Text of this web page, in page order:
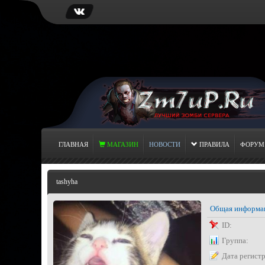
ГЛАВНАЯ МАГАЗИН НОВОСТИ ПРАВИЛА ФОРУМ
tashyha
Общая
ID:
Группа:
Дата